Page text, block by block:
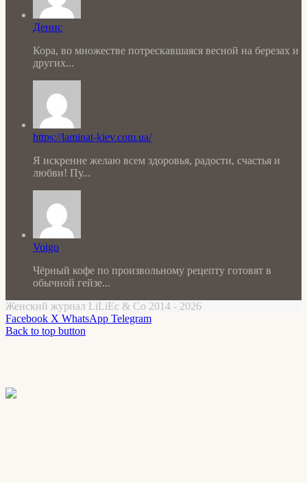
Денис
Кора, во множестве потрескавшаяся весной на березах и
других...
https://laminat-kiev.com.ua/
Я искренне желаю всем здоровья, радости, счастья и
любви! Пу...
Voigo
Чёрный кофе по произвольному рецепту готовят в
обычной гейзе...
Женский журнал LiLiEc & Co 2014 - 2026
Facebook X WhatsApp Telegram
Back to top button